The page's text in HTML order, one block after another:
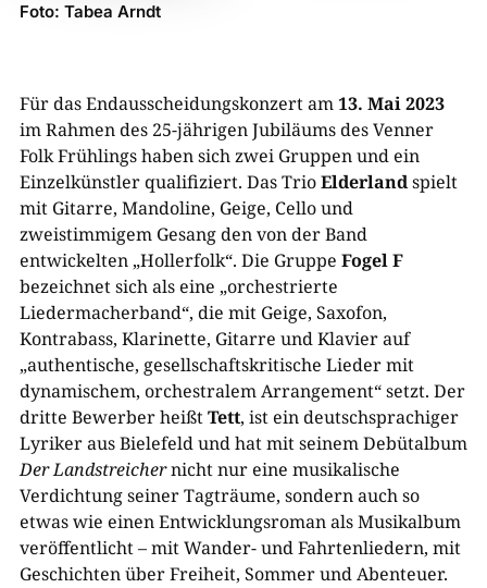
Foto: Tabea Arndt
Für das Endausscheidungskonzert am13. Mai 2023
im Rahmen des 25-jährigen Jubiläums des Venner
Folk Frühlings haben sich zwei Gruppen und ein
Einzelkünstler qualifiziert. Das TrioElderlandspielt
mit Gitarre, Mandoline, Geige, Cello und
zweistimmigem Gesang den von der Band
entwickelten „Hollerfolk“. Die Gruppe Fogel F
bezeichnet sich als eine „orchestrierte
Liedermacherband“, die mit Geige, Saxofon,
Kontrabass, Klarinette, Gitarre und Klavier auf
„authentische, gesellschaftskritische Lieder mit
dynamischem, orchestralem Arrangement“ setzt. Der
dritte Bewerber heißtTett, ist ein deutschsprachiger
Lyriker aus Bielefeld und hat mit seinem Debütalbum
Der Landstreichernicht nur eine musikalische
Verdichtung seiner Tagträume, sondern auch so
etwas wie einen Entwicklungsroman als Musikalbum
veröffentlicht – mit Wander- und Fahrtenliedern, mit
Geschichten über Freiheit, Sommer und Abenteuer.